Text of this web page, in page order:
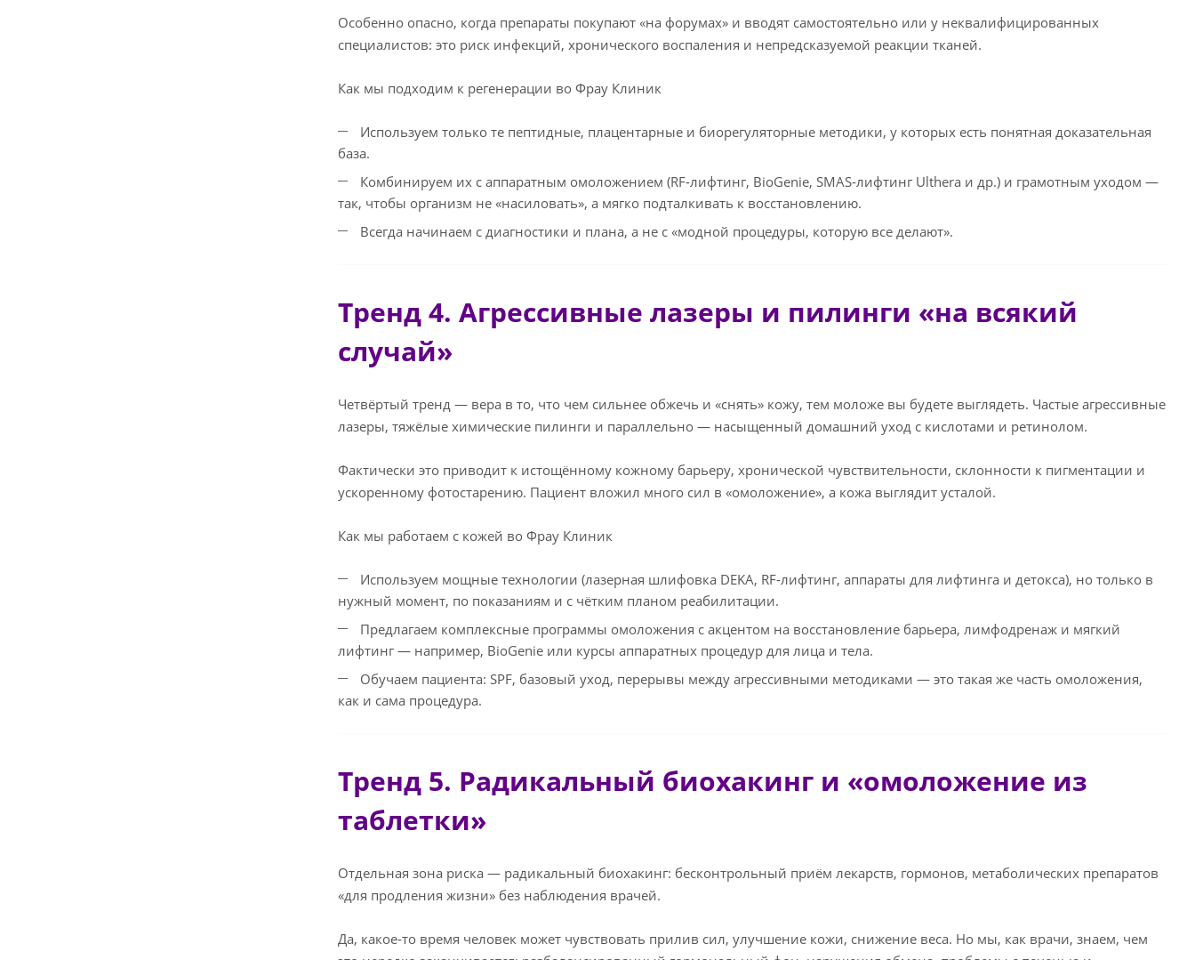
Особенно опасно, когда препараты покупают «на форумах» и вводят самостоятельно или у неквалифицированных
специалистов: это риск инфекций, хронического воспаления и непредсказуемой реакции тканей.
Как мы подходим к регенерации во Фрау Клиник
Используем только те пептидные, плацентарные и биорегуляторные методики, у которых есть понятная доказательная
база.
Комбинируем их с аппаратным омоложением (RF‑лифтинг, BioGenie, SMAS‑лифтинг Ulthera и др.) и грамотным уходом —
так, чтобы организм не «насиловать», а мягко подталкивать к восстановлению.
Всегда начинаем с диагностики и плана, а не с «модной процедуры, которую все делают».
Тренд 4. Агрессивные лазеры и пилинги «на всякий
случай»
Четвёртый тренд — вера в то, что чем сильнее обжечь и «снять» кожу, тем моложе вы будете выглядеть. Частые агрессивные
лазеры, тяжёлые химические пилинги и параллельно — насыщенный домашний уход с кислотами и ретинолом.
Фактически это приводит к истощённому кожному барьеру, хронической чувствительности, склонности к пигментации и
ускоренному фотостарению. Пациент вложил много сил в «омоложение», а кожа выглядит усталой.
Как мы работаем с кожей во Фрау Клиник
Используем мощные технологии (лазерная шлифовка DEKA, RF‑лифтинг, аппараты для лифтинга и детокса), но только в
нужный момент, по показаниям и с чётким планом реабилитации.
Предлагаем комплексные программы омоложения с акцентом на восстановление барьера, лимфодренаж и мягкий
лифтинг — например, BioGenie или курсы аппаратных процедур для лица и тела.
Обучаем пациента: SPF, базовый уход, перерывы между агрессивными методиками — это такая же часть омоложения,
как и сама процедура.
Тренд 5. Радикальный биохакинг и «омоложение из
таблетки»
Отдельная зона риска — радикальный биохакинг: бесконтрольный приём лекарств, гормонов, метаболических препаратов
«для продления жизни» без наблюдения врачей.
Да, какое‑то время человек может чувствовать прилив сил, улучшение кожи, снижение веса. Но мы, как врачи, знаем, чем